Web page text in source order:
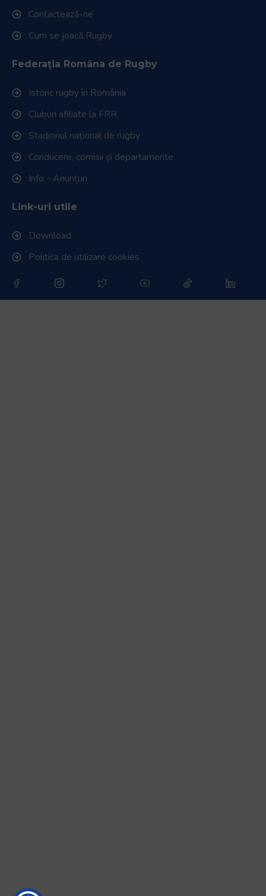
Contactează-ne
Cum se joacă Rugby
Federația Româna de Rugby
Istoric rugby în România
Cluburi afiliate la FRR
Stadionul național de rugby
Conducere, comisii și departamente
Info - Anunțuri
Link-uri utile
Download
Politica de utilizare cookies